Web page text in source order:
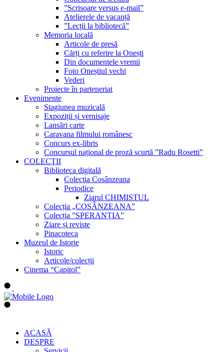
”Scrisoare versus e-mail”
Atelierele de vacanță
”Lecții la bibliotecă”
Memoria locală
Articole de presă
Cărți cu referire la Onești
Din documentele vremii
Foto Oneștiul vechi
Vederi
Proiecte în parteneriat
Evenimente
Stagiunea muzicală
Expoziții și vernisaje
Lansări carte
Caravana filmului românesc
Concurs ex-libris
Concursul național de proză scurtă ”Radu Rosetti”
COLECŢII
Biblioteca digitală
Colecţia Cosânzeana
Periodice
Ziarul CHIMISTUL
Colecția „COSÂNZEANA”
Colecția ”SPERANȚIA”
Ziare și reviste
Pinacoteca
Muzeul de Istorie
Istoric
Articole/colecții
Cinema “Capitol”
ACASĂ
DESPRE